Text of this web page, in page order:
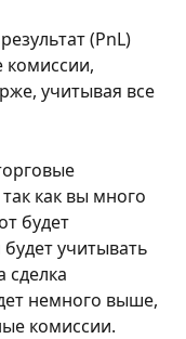
(PnL)
комиссии,
учитывая все
как вы много
будет
учитывать
сделка
немного выше,
комиссии.